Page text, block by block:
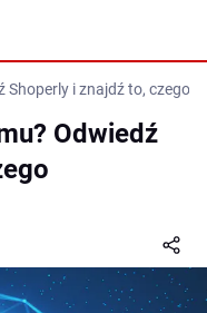
Shoperly i znajdź to, czego
Odwiedź